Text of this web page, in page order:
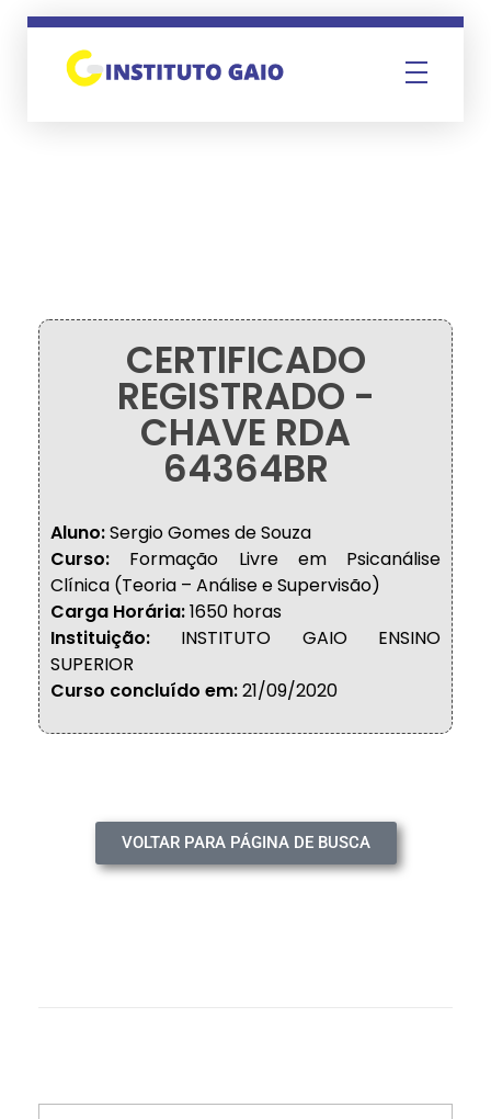
CERTIFICADO
REGISTRADO -
CHAVE RDA
64364BR
Aluno:Sergio Gomes de Souza
Curso: Formação Livre em Psicanálise
Clínica (Teoria – Análise e Supervisão)
Carga Horária:1650 horas
Instituição: INSTITUTO GAIO ENSINO
SUPERIOR
Curso concluído em:21/09/2020
VOLTAR PARA PÁGINA DE BUSCA